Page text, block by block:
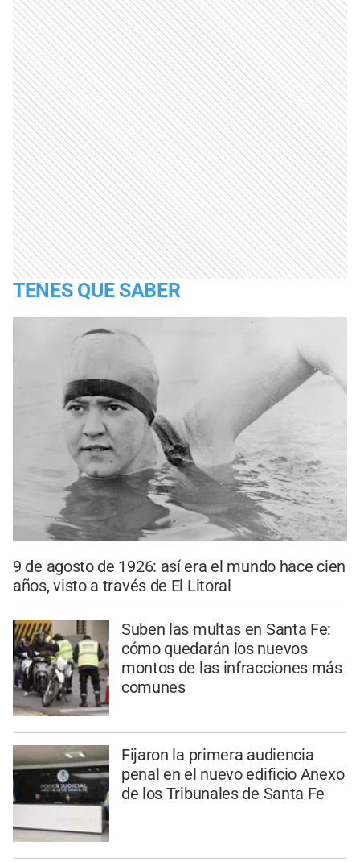
TENES QUE SABER
9 de agosto de 1926: así era el mundo hace cien
años, visto a través de El Litoral
Suben las multas en Santa Fe:
cómo quedarán los nuevos
montos de las infracciones más
comunes
Fijaron la primera audiencia
penal en el nuevo edificio Anexo
de los Tribunales de Santa Fe